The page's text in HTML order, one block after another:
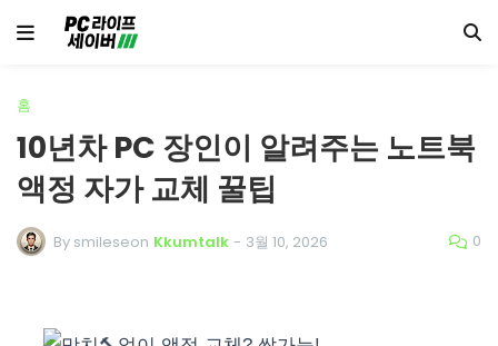
홈
10년차 PC 장인이 알려주는 노트북
액정 자가 교체 꿀팁
By smileseon Kkumtalk - 3월 10, 2026 0